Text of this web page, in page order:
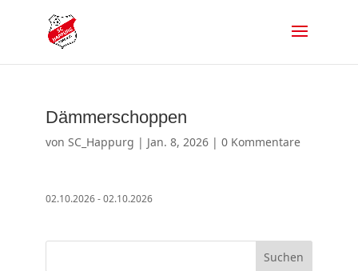
Dämmerschoppen
von SC_Happurg | Jan. 8, 2026| 0 Kommentare
02.10.2026 - 02.10.2026
Suchen